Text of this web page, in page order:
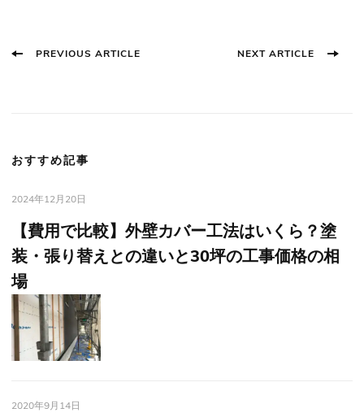
PostPREVIOUS ARTICLE NEXT ARTICLE
おすすめ記事
2024年12月20日
【費用で比較】外壁カバー工法はいくら？塗
装・張り替えとの違いと30坪の工事価格の相
場
2020年9月14日